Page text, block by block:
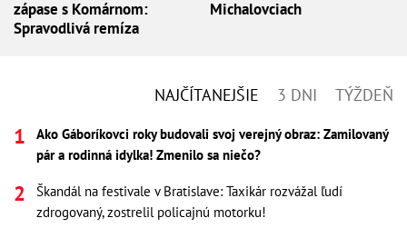
zápase s Komárnom:
Spravodlivá remíza
Michalovciach
NAJČÍTANEJŠIE 3 DNI TÝŽDEŇ
Ako Gáboríkovci roky budovali svoj verejný obraz: Zamilovaný
pár a rodinná idylka! Zmenilo sa niečo?
Škandál na festivale v Bratislave: Taxikár rozvážal ľudí
zdrogovaný, zostrelil policajnú motorku!